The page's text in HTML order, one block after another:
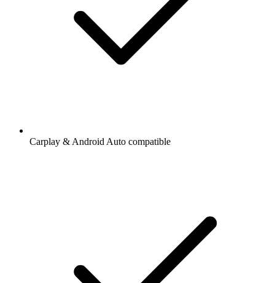
Carplay & Android Auto compatible